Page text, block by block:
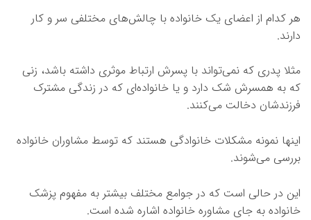
هر کدام از اعضای یک خانواده با چالش‌های مختلفی سر و کار
دارند.
مثلا پدری که نمی‌تواند با پسرش ارتباط موثری داشته باشد، زنی
که به همسرش شک دارد و یا خانواده‌ای که در زندگی مشترک
فرزندشان دخالت می‌کنند.
اینها نمونه مشکلات خانوادگی هستند که توسط مشاوران خانواده
بررسی می‌شوند.
این در حالی است که در جوامع مختلف بیشتر به مفهوم پزشک
خانواده به جای مشاوره خانواده اشاره شده است.